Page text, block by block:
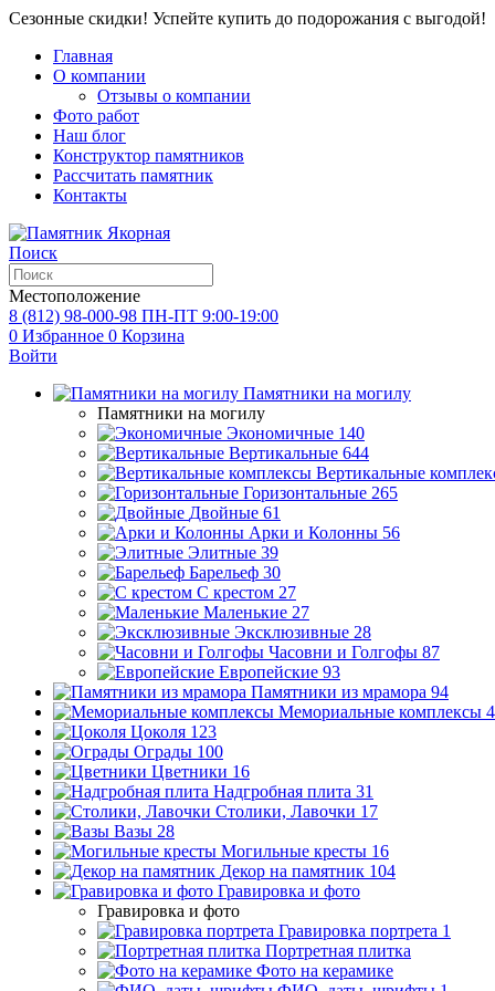
Сезонные скидки! Успейте купить до подорожания с выгодой!
Главная
О компании
Отзывы о компании
Фото работ
Наш блог
Конструктор памятников
Рассчитать памятник
Контакты
Поиск
Местоположение
8 (812) 98-000-98 ПН-ПТ 9:00-19:00
0 Избранное 0 Корзина
Войти
Памятники на могилу
Памятники на могилу
Экономичные 140
Вертикальные 644
Вертикальные
Горизонтальные 265
Двойные 61
Арки и Колонны 56
Элитные 39
Барельеф 30
С крестом 27
Маленькие 27
Эксклюзивные 28
Часовни и Голгофы 87
Европейские 93
Памятники из мрамора 94
Мемориальные комплексы
Цоколя 123
Ограды 100
Цветники 16
Надгробная плита 31
Столики, Лавочки 17
Вазы 28
Могильные кресты 16
Декор на памятник 104
Гравировка и фото
Гравировка и фото
Гравировка портрета 1
Портретная плитка
Фото на керамике